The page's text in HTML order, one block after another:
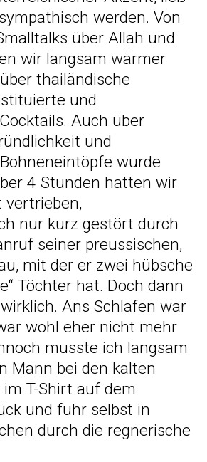
werden. Von
über Allah und
wir langsam wärmer
thailändische
und
Auch über
und
wurde
4 Stunden hatten wir
vertrieben,
nur kurz gestört durch
seiner preussischen,
mit der er zwei hübsche
Töchter hat. Doch dann
Ans Schlafen war
wohl eher nicht mehr
musste ich langsam
Mann bei den kalten
T-Shirt auf dem
und fuhr selbst in
durch die regnerische